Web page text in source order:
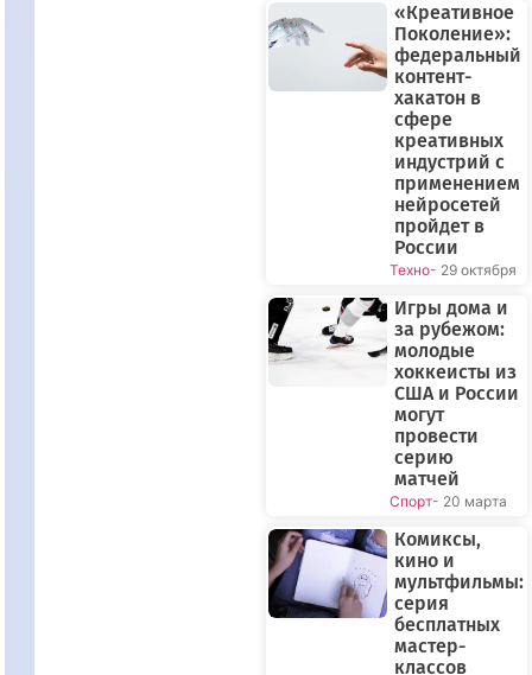
«Креативное
Поколение»:
федеральный
контент-
хакатон в
сфере
креативных
индустрий с
применением
нейросетей
пройдет в
России
Техно- 29 октября
Игры дома и
за рубежом:
молодые
хоккеисты из
США и России
могут
провести
серию
матчей
Спорт- 20 марта
Комиксы,
кино и
мультфильмы:
серия
бесплатных
мастер-
классов